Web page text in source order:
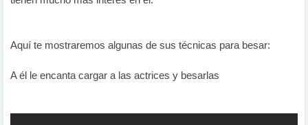
Aquí te mostraremos algunas de sus técnicas para besar:
A él le encanta cargar a las actrices y besarlas